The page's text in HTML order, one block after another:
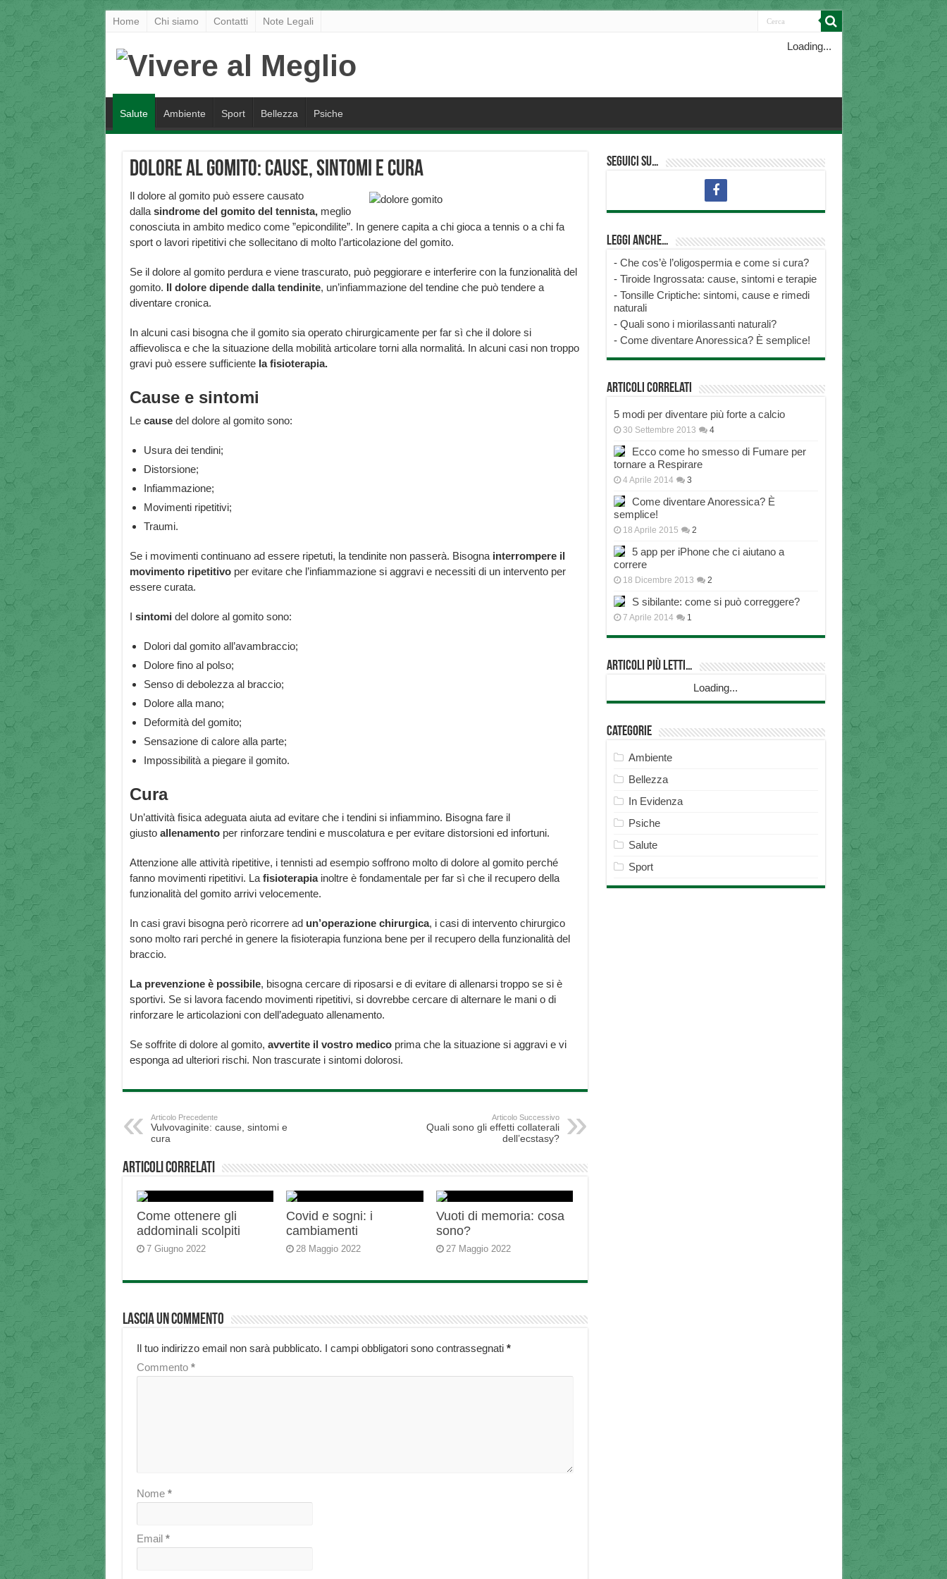
Home Chi siamo Contatti Note Legali
Loading...
Salute Ambiente Sport Bellezza Psiche
Dolore al gomito: cause, sintomi e cura
Il dolore al gomito può essere causato
dalla sindrome del gomito del tennista,meglio
conosciuta in ambito medico come ”epicondilite”. In genere capita a chi gioca a tennis o a chi fa
sport o lavori ripetitivi che sollecitano di molto l’articolazione del gomito.
Se il dolore al gomito perdura e viene trascurato, può peggiorare e interferire con la funzionalità del
gomito. Il dolore dipende dalla tendinite, un’infiammazione del tendine che può tendere a
diventare cronica.
In alcuni casi bisogna che il gomito sia operato chirurgicamente per far sì che il dolore si
affievolisca e che la situazione della mobilità articolare torni alla normalitá. In alcuni casi non troppo
gravi può essere sufficientela fisioterapia.
Cause e sintomi
Le causedel dolore al gomito sono:
Usura dei tendini;
Distorsione;
Infiammazione;
Movimenti ripetitivi;
Traumi.
Se i movimenti continuano ad essere ripetuti, la tendinite non passerà. Bisogna interrompere il
movimento ripetitivoper evitare che l’infiammazione si aggravi e necessiti di un intervento per
essere curata.
I sintomi del dolore al gomito sono:
Dolori dal gomito all’avambraccio;
Dolore fino al polso;
Senso di debolezza al braccio;
Dolore alla mano;
Deformità del gomito;
Sensazione di calore alla parte;
Impossibilità a piegare il gomito.
Cura
Un’attività fisica adeguata aiuta ad evitare che i tendini si infiammino. Bisogna fare il
giusto allenamentoper rinforzare tendini e muscolatura e per evitare distorsioni ed infortuni.
Attenzione alle attività ripetitive, i tennisti ad esempio soffrono molto di dolore al gomito perché
fanno movimenti ripetitivi. La fisioterapiainoltre è fondamentale per far sì che il recupero della
funzionalità del gomito arrivi velocemente.
In casi gravi bisogna però ricorrere ad un’operazione chirurgica, i casi di intervento chirurgico
sono molto rari perché in genere la fisioterapia funziona bene per il recupero della funzionalità del
braccio.
La prevenzione è possibile, bisogna cercare di riposarsi e di evitare di allenarsi troppo se si è
sportivi. Se si lavora facendo movimenti ripetitivi, si dovrebbe cercare di alternare le mani o di
rinforzare le articolazioni con dell’adeguato allenamento.
Se soffrite di dolore al gomito, avvertite il vostro medicoprima che la situazione si aggravi e vi
esponga ad ulteriori rischi. Non trascurate i sintomi dolorosi.
Articolo Precedente
Vulvovaginite: cause, sintomi e
cura
Articolo Successivo
Quali sono gli effetti collaterali
dell’ecstasy?
Articoli correlati
Come ottenere gli
addominali scolpiti
7 Giugno 2022
Covid e sogni: i
cambiamenti
28 Maggio 2022
Vuoti di memoria: cosa
sono?
27 Maggio 2022
Lascia un commento
Il tuo indirizzo email non sarà pubblicato. I campi obbligatori sono contrassegnati *
Commento *
Nome *
Email *
Seguici su…
Leggi anche…
- Che cos’è l’oligospermia e come si cura?
- Tiroide Ingrossata: cause, sintomi e terapie
- Tonsille Criptiche: sintomi, cause e rimedi
naturali
- Quali sono i miorilassanti naturali?
- Come diventare Anoressica? È semplice!
Articoli correlati
5 modi per diventare più forte a calcio
30 Settembre 2013 4
Ecco come ho smesso di Fumare per
tornare a Respirare
4 Aprile 2014 3
Come diventare Anoressica? È
semplice!
18 Aprile 2015 2
5 app per iPhone che ci aiutano a
correre
18 Dicembre 2013 2
S sibilante: come si può correggere?
7 Aprile 2014 1
Articoli più Letti…
Loading...
Categorie
Ambiente
Bellezza
In Evidenza
Psiche
Salute
Sport